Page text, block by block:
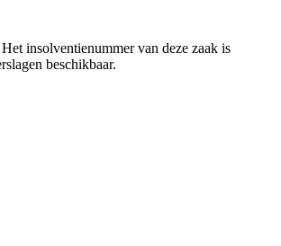
insolventienummer van deze zaak is
beschikbaar.